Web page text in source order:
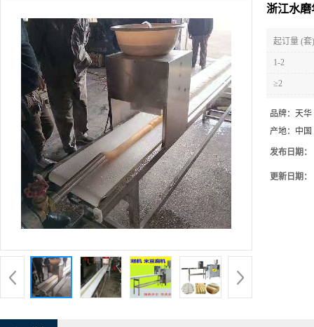
浙江水磨
起订量 (套)
1-2
≥2
品牌： 天华
产地： 中国
发布日期：
更新日期：